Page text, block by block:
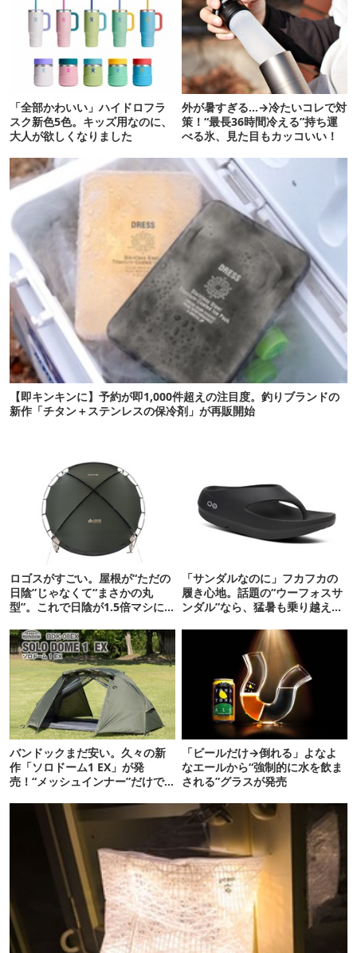
「全部かわいい」ハイドロフラ
スク新色5色。キッズ用なのに、
大人が欲しくなりました
外が暑すぎる…→冷たいコレで対
策！“最長36時間冷える”持ち運
べる氷、見た目もカッコいい！
【即キンキンに】予約が即1,000件超えの注目度。釣りブランドの
新作「チタン＋ステンレスの保冷剤」が再販開始
ロゴスがすごい。屋根が“ただの
日陰”じゃなくて“まさかの丸
型”。これで日陰が1.5倍マシに
「サンダルなのに」フカフカの
履き心地。話題の“ウーフォスサ
ンダル”なら、猛暑も乗り越えら
バンドックまだ安い。久々の新
作「ソロドーム1 EX」が発
売！“メッシュインナー”だけで
「ビールだけ→倒れる」よなよ
なエールから“強制的に水を飲ま
される”グラスが発売